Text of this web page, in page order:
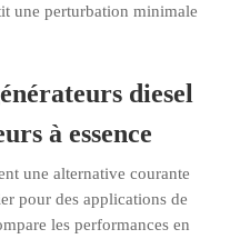
une perturbation minimale
diesel
à essence
une alternative courante
pour des applications de
les performances en